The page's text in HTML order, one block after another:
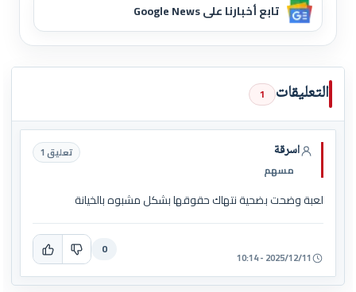
تابع أخبارنا على Google News
التعليقات 1
اسرقة
مسهم
تعليق 1
لعبة وضحت بضحية نتهاك حقوقها بشكل مشبوه بالخيانة
2025/12/11 - 10:14
0